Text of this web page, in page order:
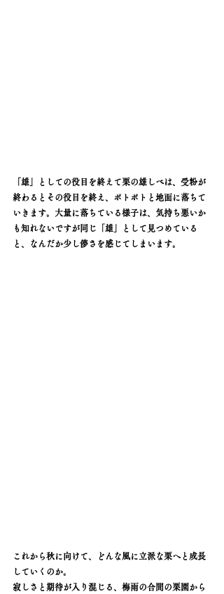
「雄」としての役目を終えて栗の雄しべは、受粉が
終わるとその役目を終え、ポトポトと地面に落ちて
いきます。大量に落ちている様子は、気持ち悪いか
も知れないですが同じ「雄」として見つめている
と、なんだか少し儚さを感じてしまいます。
これから秋に向けて、どんな風に立派な栗へと成長
していくのか。
寂しさと期待が入り混じる、梅雨の合間の栗園から